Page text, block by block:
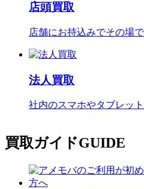
店頭買取
店舗にお持込みでその場
法人買取
社内のスマホやタブレッ
買取ガイドGUIDE